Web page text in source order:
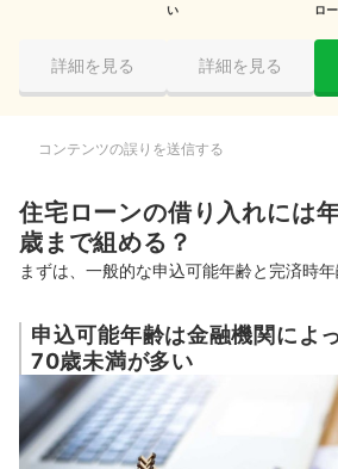
85歳まで借りられる住宅ローンはある？
60歳からでも住宅ローンは組める？
詳細を見る
い
詳細を見る
ロ
コンテンツの誤りを送信する
住宅ローンの借り入れには
歳まで組める？
まずは、一般的な申込可能年齢と完済時年
申込可能年齢は金融機関によ
70歳未満が多い